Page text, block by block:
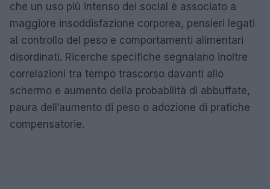
che un uso più intenso dei social è associato a
maggiore insoddisfazione corporea, pensieri legati
al controllo del peso e comportamenti alimentari
disordinati. Ricerche specifiche segnalano inoltre
correlazioni tra tempo trascorso davanti allo
schermo e aumento della probabilità di abbuffate,
paura dell’aumento di peso o adozione di pratiche
compensatorie.